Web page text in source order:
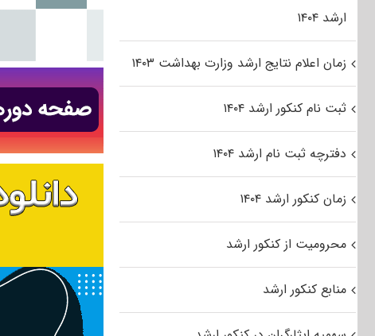
ارشد ۱۴۰۴
زمان اعلام نتایج ارشد وزارت بهداشت ۱۴۰۳
ثبت نام کنکور ارشد ۱۴۰۴
دفترچه ثبت نام ارشد ۱۴۰۴
زمان کنکور ارشد ۱۴۰۴
محرومیت از کنکور ارشد
منابع کنکور ارشد